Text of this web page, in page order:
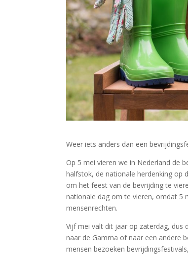
Weer iets anders dan een
Op 5 mei vieren we in Nederland de
halfstok, de nationale herdenking op
om het feest van de bevrijding te
nationale dag om te vieren, omdat 5
mensenrechten.
Vijf mei valt dit jaar op zaterdag, dus
naar de Gamma of naar een andere
mensen bezoeken